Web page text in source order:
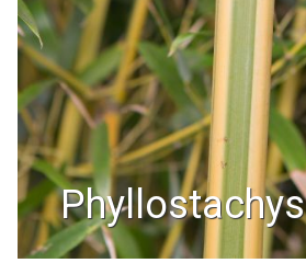
phyllostachys